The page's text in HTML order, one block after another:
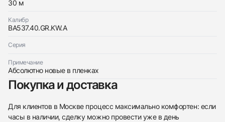
30 м
Калибр
BA537.40.GR.KW.A
Серия
Примечание
Абсолютно новые в пленках
Покупка и доставка
Для клиентов в Москве процесс максимально комфортен: если
часы в наличии, сделку можно провести уже в день